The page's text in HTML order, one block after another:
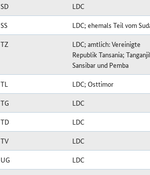
SD
LDC
SS
LDC; ehemals Teil vom
TZ
LDC; amtlich: Vereinigte
Republik Tansania;
Sansibar und Pemba
TL
LDC; Osttimor
TG
LDC
TD
LDC
TV
LDC
UG
LDC